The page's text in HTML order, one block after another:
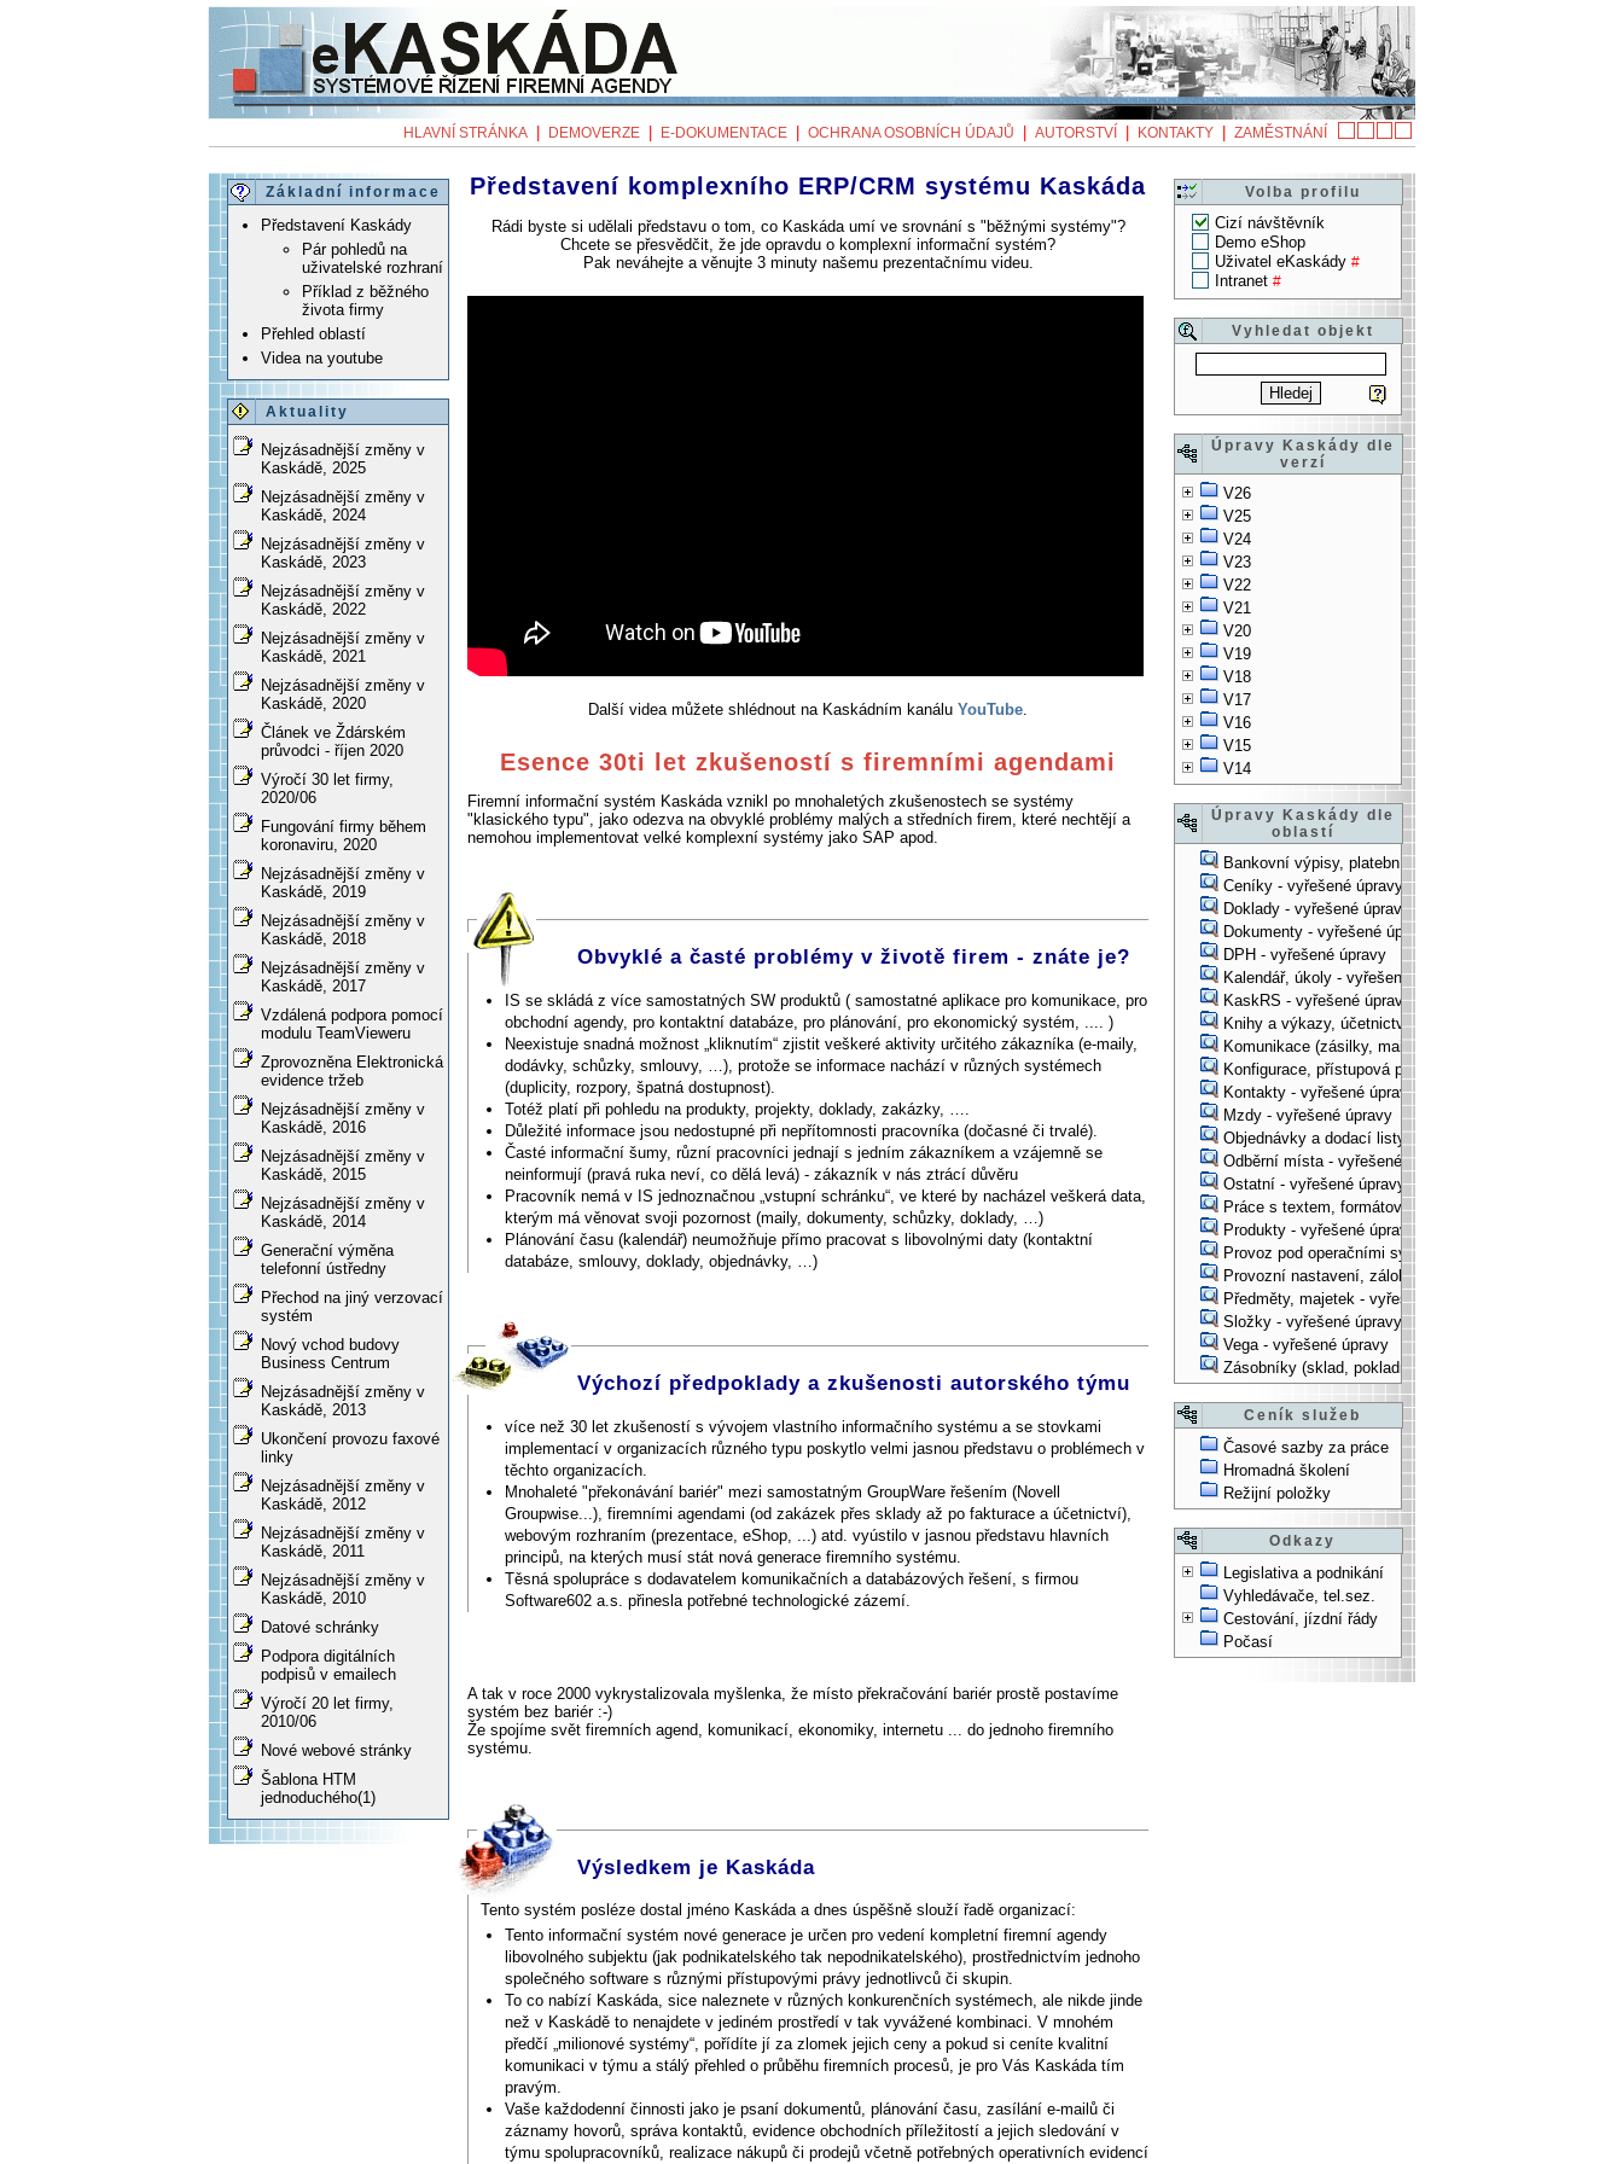
HLAVNÍ STRÁNKA DEMOVERZE E-DOKUMENTACE OCHRANA OSOBNÍCH ÚDAJŮ AUTORSTVÍ KONTAKTY ZAMĚSTNÁNÍ
Základní informace
Představení Kaskády
Pár pohledů na
uživatelské rozhraní
Příklad z běžného
života firmy
Přehled oblastí
Videa na youtube
Aktuality
Nejzásadnější změny v
Kaskádě, 2025
Nejzásadnější změny v
Kaskádě, 2024
Nejzásadnější změny v
Kaskádě, 2023
Nejzásadnější změny v
Kaskádě, 2022
Nejzásadnější změny v
Kaskádě, 2021
Nejzásadnější změny v
Kaskádě, 2020
Článek ve Ždárském
průvodci - říjen 2020
Výročí 30 let firmy,
2020/06
Fungování firmy během
koronaviru, 2020
Nejzásadnější změny v
Kaskádě, 2019
Nejzásadnější změny v
Kaskádě, 2018
Nejzásadnější změny v
Kaskádě, 2017
Vzdálená podpora pomocí
modulu TeamVieweru
Zprovozněna Elektronická
evidence tržeb
Nejzásadnější změny v
Kaskádě, 2016
Nejzásadnější změny v
Kaskádě, 2015
Nejzásadnější změny v
Kaskádě, 2014
Generační výměna
telefonní ústředny
Přechod na jiný verzovací
systém
Nový vchod budovy
Business Centrum
Nejzásadnější změny v
Kaskádě, 2013
Ukončení provozu faxové
linky
Nejzásadnější změny v
Kaskádě, 2012
Nejzásadnější změny v
Kaskádě, 2011
Nejzásadnější změny v
Kaskádě, 2010
Datové schránky
Podpora digitálních
podpisů v emailech
Výročí 20 let firmy,
2010/06
Nové webové stránky
Šablona HTM
jednoduchého(1)
Volba profilu
Cizí návštěvník
Demo eShop
Uživatel eKaskády #
Intranet #
Vyhledat objekt
Úpravy Kaskády dle
verzí
V26
V25
V24
V23
V22
V21
V20
V19
V18
V17
V16
V15
V14
Úpravy Kaskády dle
oblastí
Bankovní výpisy, platební příkazy - vyřešené úpravy
Ceníky - vyřešené úpravy
Doklady - vyřešené úpravy
Dokumenty - vyřešené úpravy
DPH - vyřešené úpravy
Kalendář, úkoly - vyřešené úpravy
KaskRS - vyřešené úpravy
Knihy a výkazy, účetnictví - vyřešené úpravy
Komunikace (zásilky, mail-systém, ...) - vyřešené úpravy
Konfigurace, přístupová práva, ... - vyřešené úpravy
Kontakty - vyřešené úpravy
Mzdy - vyřešené úpravy
Objednávky a dodací listy - vyřešené úpravy
Odběrní místa - vyřešené úpravy
Ostatní - vyřešené úpravy
Práce s textem, formátování, ... - vyřešené úpravy
Produkty - vyřešené úpravy
Provoz pod operačními systémy, technologické věci -
Provozní nastavení, zálohování, instalace, ... -
Předměty, majetek - vyřešené úpravy
Složky - vyřešené úpravy
Vega - vyřešené úpravy
Zásobníky (sklad, pokladna, bank. účet) - vyřešené
Ceník služeb
Časové sazby za práce
Hromadná školení
Režijní položky
Odkazy
Legislativa a podnikání
Vyhledávače, tel.sez.
Cestování, jízdní řády
Počasí
Představení komplexního ERP/CRM systému Kaskáda
Rádi byste si udělali představu o tom, co Kaskáda umí ve srovnání s "běžnými systémy"?
Chcete se přesvědčit, že jde opravdu o komplexní informační systém?
Pak neváhejte a věnujte 3 minuty našemu prezentačnímu videu.
Další videa můžete shlédnout na Kaskádním kanálu YouTube
Esence 30ti let zkušeností s firemními agendami
Firemní informační systém Kaskáda vznikl po mnohaletých zkušenostech se systémy
"klasického typu", jako odezva na obvyklé problémy malých a středních firem, které nechtějí a
nemohou implementovat velké komplexní systémy jako SAP apod.
Obvyklé a časté problémy v životě firem - znáte je?
IS se skládá z více samostatných SW produktů ( samostatné aplikace pro komunikace, pro
obchodní agendy, pro kontaktní databáze, pro plánování, pro ekonomický systém, .... )
Neexistuje snadná možnost „kliknutím“ zjistit veškeré aktivity určitého zákazníka (e-maily,
dodávky, schůzky, smlouvy, …), protože se informace nachází v různých systémech
(duplicity, rozpory, špatná dostupnost).
Totéž platí při pohledu na produkty, projekty, doklady, zakázky, ….
Důležité informace jsou nedostupné při nepřítomnosti pracovníka (dočasné či trvalé).
Časté informační šumy, různí pracovníci jednají s jedním zákazníkem a vzájemně se
neinformují (pravá ruka neví, co dělá levá) - zákazník v nás ztrácí důvěru
Pracovník nemá v IS jednoznačnou „vstupní schránku“, ve které by nacházel veškerá data,
kterým má věnovat svoji pozornost (maily, dokumenty, schůzky, doklady, …)
Plánování času (kalendář) neumožňuje přímo pracovat s libovolnými daty (kontaktní
databáze, smlouvy, doklady, objednávky, …)
Výchozí předpoklady a zkušenosti autorského týmu
více než 30 let zkušeností s vývojem vlastního informačního systému a se stovkami
implementací v organizacích různého typu poskytlo velmi jasnou představu o problémech v
těchto organizacích.
Mnohaleté "překonávání bariér" mezi samostatným GroupWare řešením (Novell
Groupwise...), firemními agendami (od zakázek přes sklady až po fakturace a účetnictví),
webovým rozhraním (prezentace, eShop, ...) atd. vyústilo v jasnou představu hlavních
principů, na kterých musí stát nová generace firemního systému.
Těsná spolupráce s dodavatelem komunikačních a databázových řešení, s firmou
Software602 a.s. přinesla potřebné technologické zázemí.
A tak v roce 2000 vykrystalizovala myšlenka, že místo překračování bariér prostě postavíme
systém bez bariér :-)
Že spojíme svět firemních agend, komunikací, ekonomiky, internetu ... do jednoho firemního
systému.
Výsledkem je Kaskáda
Tento systém posléze dostal jméno Kaskáda a dnes úspěšně slouží řadě organizací:
Tento informační systém nové generace je určen pro vedení kompletní firemní agendy
libovolného subjektu (jak podnikatelského tak nepodnikatelského), prostřednictvím jednoho
společného software s různými přístupovými právy jednotlivců či skupin.
To co nabízí Kaskáda, sice naleznete v různých konkurenčních systémech, ale nikde jinde
než v Kaskádě to nenajdete v jediném prostředí v tak vyvážené kombinaci. V mnohém
předčí „milionové systémy“, pořídíte jí za zlomek jejich ceny a pokud si ceníte kvalitní
komunikaci v týmu a stálý přehled o průběhu firemních procesů, je pro Vás Kaskáda tím
pravým.
Vaše každodenní činnosti jako je psaní dokumentů, plánování času, zasílání e-mailů či
záznamy hovorů, správa kontaktů, evidence obchodních příležitostí a jejich sledování v
týmu spolupracovníků, realizace nákupů či prodejů včetně potřebných operativních evidencí